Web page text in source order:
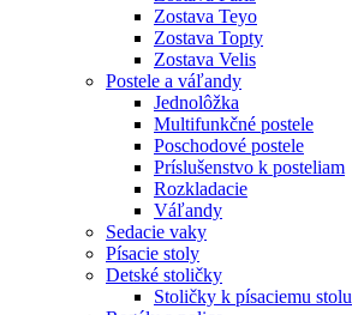
Zostava Teyo
Zostava Topty
Zostava Velis
Postele a váľandy
Jednolôžka
Multifunkčné postele
Poschodové postele
Príslušenstvo k posteliam
Rozkladacie
Váľandy
Sedacie vaky
Písacie stoly
Detské stoličky
Stoličky k písaciemu stolu